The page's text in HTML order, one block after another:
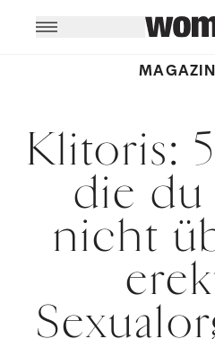
MAGAZIN
Klitoris:
die
nicht